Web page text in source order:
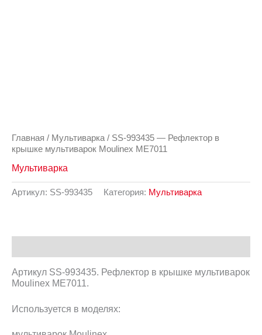
Главная / Мультиварка / SS-993435 — Рефлектор в
крышке мультиварок Moulinex ME7011
Мультиварка
Артикул: SS-993435 Категория: Мультиварка
Артикул SS-993435. Рефлектор в крышке мультиварок
Moulinex ME7011.
Используется в моделях: